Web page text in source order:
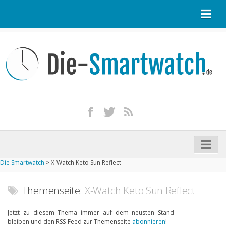
Kontakt / Tipp geben
Impressum
iPhone kaufen
Startseite
Aktuelle Smartwatches im Test
Die Smartwatch >X-Watch Keto Sun Reflect
Themenseite: X-Watch Keto Sun Reflect
Jetzt zu diesem Thema immer auf dem neusten Stand
bleiben und den RSS-Feed zur Themenseite abonnieren! -